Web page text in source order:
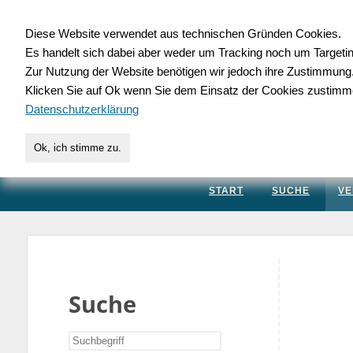
für Handwerk,
START SUCHE
Suche
Diese Website verwendet aus technischen Gründen Cookies.
Es handelt sich dabei aber weder um Tracking noch um
Zur Nutzung der Website benötigen wir jedoch ihre Zustimmung.
Klicken Sie auf Ok wenn Sie dem Einsatz der Cookies
Datenschutzerklärung
Ok, ich stimme zu.